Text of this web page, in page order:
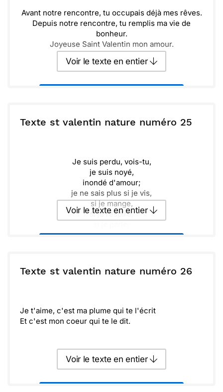
Avant notre rencontre, tu occupais déjà mes rêves.
Depuis notre rencontre, tu remplis ma vie de
bonheur.
Joyeuse Saint Valentin mon amour.
Voir le texte en entier
ou : Copier Recevoir par mail
Texte st valentin nature numéro 25
Je suis perdu, vois-tu,
je suis noyé,
inondé d'amour;
je ne sais plus si je vis,
si je mange,
si je respire,
je sais que je t'aime.
dire que je t'aime.
Voir le texte en entier
ou : Copier Recevoir par mail
Texte st valentin nature numéro 26
Je t'aime, c'est ma plume qui te l'écrit
Et c'est mon coeur qui te le dit.
Voir le texte en entier